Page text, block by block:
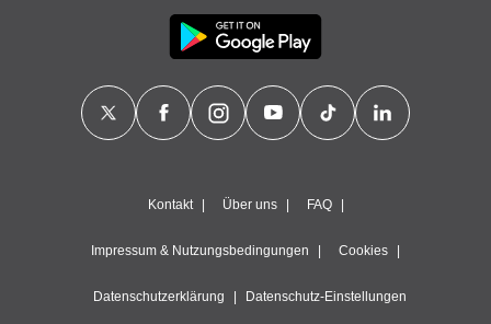
Kontakt Über uns FAQ
Impressum & Nutzungsbedingungen Cookies
Datenschutzerklärung Datenschutz-Einstellungen